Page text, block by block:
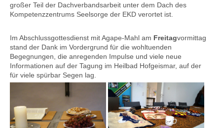
großer Teil der Dachverbandsarbeit unter dem Dach des
Kompetenzzentrums Seelsorge der EKD verortet ist.
Im Abschlussgottesdienst mit Agape-Mahl am Freitagvormittag
stand der Dank im Vordergrund für die wohltuenden
Begegnungen, die anregenden Impulse und viele neue
Informationen auf der Tagung im Heilbad Hofgeismar, auf der
für viele spürbar Segen lag.